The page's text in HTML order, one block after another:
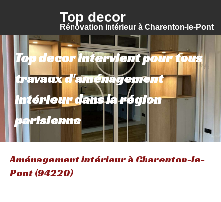
Top decor
Rénovation intérieur à Charenton-le-Pont
Top decor intervient pour tous
travaux d'aménagement
intérieur dans la région
parisienne
Aménagement intérieur à Charenton-le-
Pont (94220)